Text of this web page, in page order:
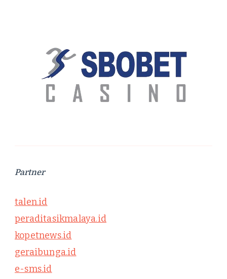
Partner
talen.id
peraditasikmalaya.id
kopetnews.id
geraibunga.id
e-sms.id